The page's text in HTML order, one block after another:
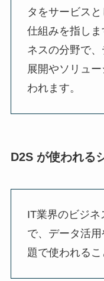
タをサービス
仕組みを指し
ネスの分野で
展開やソリュ
われます。
D2S が使われる
IT業界のビジネ
で、データ活
題で使われるこ